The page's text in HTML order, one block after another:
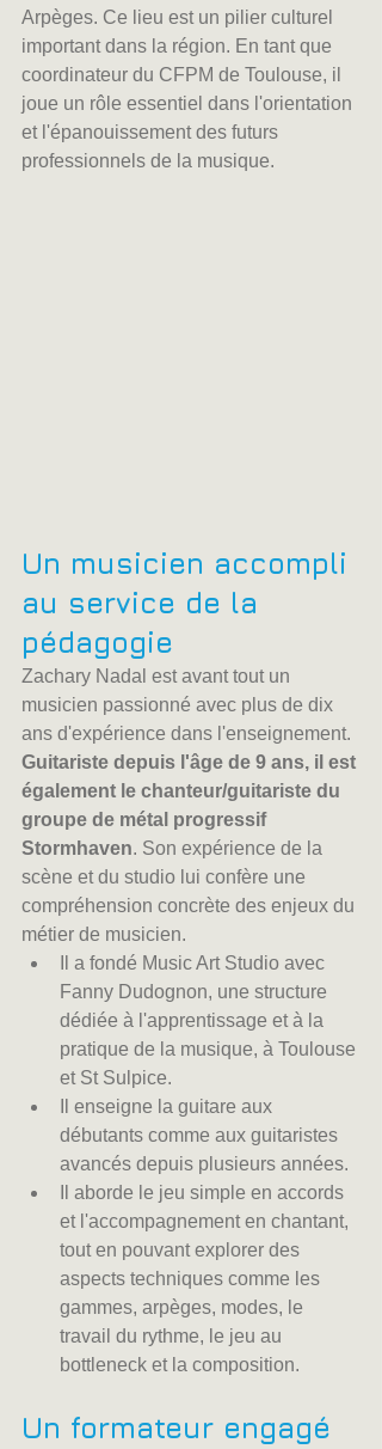
Arpèges. Ce lieu est un pilier culturel
important dans la région. En tant que
coordinateur du CFPM de Toulouse, il
joue un rôle essentiel dans l'orientation
et l'épanouissement des futurs
professionnels de la musique.
Un musicien accompli
au service de la
pédagogie
Zachary Nadal est avant tout un
musicien passionné avec plus de dix
ans d'expérience dans l'enseignement.
Guitariste depuis l'âge de 9 ans, il est
également le chanteur/guitariste du
groupe de métal progressif
Stormhaven. Son expérience de la
scène et du studio lui confère une
compréhension concrète des enjeux du
métier de musicien.
Il a fondé Music Art Studio avec
Fanny Dudognon, une structure
dédiée à l'apprentissage et à la
pratique de la musique, à Toulouse
et St Sulpice.
Il enseigne la guitare aux
débutants comme aux guitaristes
avancés depuis plusieurs années.
Il aborde le jeu simple en accords
et l'accompagnement en chantant,
tout en pouvant explorer des
aspects techniques comme les
gammes, arpèges, modes, le
travail du rythme, le jeu au
bottleneck et la composition.
Un formateur engagé